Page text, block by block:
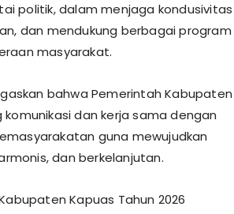
politik, dalam menjaga kondusivitas
dan mendukung berbagai program
masyarakat.
bahwa Pemerintah Kabupaten
dan kerja sama dengan
guna mewujudkan
dan berkelanjutan.
Kapuas Tahun 2026